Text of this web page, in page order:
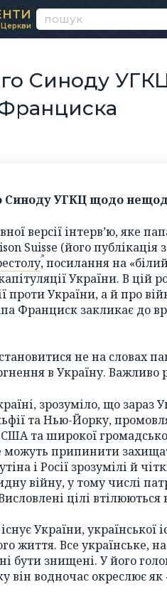
Церкви
Синоду
Синоду УГКЦ щодо
версії інтерв’ю, яке
Suisse (його
, посилання на
України. В цій
проти України, а й про
Франциск закликає до
не на словах
в Україну. Важливо
зрозуміло, що зараз
та Нью-Йорку,
та широкої
можуть припинити
і Росії зрозумілі й
війну, у тому числі
цілі втілюються
України, української
життя. Все українське,
бути знищені. У його
він водночас окреслює